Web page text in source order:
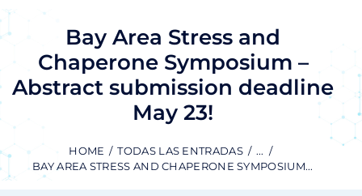
Bay Area Stress and
Chaperone Symposium –
Abstract submission deadline
May 23!
HOME TODAS LAS ENTRADAS
...
BAY AREA STRESS AND CHAPERONE SYMPOSIUM...